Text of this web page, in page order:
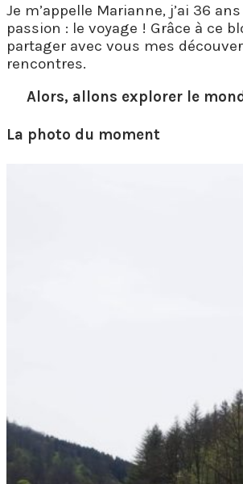
Je m’appelle Marianne, j’ai 36
passion : le voyage ! Grâce à ce
partager avec vous mes
rencontres.
Alors, allons explorer le
La photo du moment